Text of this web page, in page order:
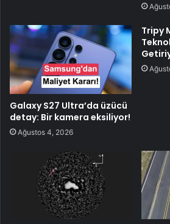
Galaxy S27 Ultra’da üzücü
detay: Bir kamera eksiliyor!
Ağustos 4, 2026
Tripy